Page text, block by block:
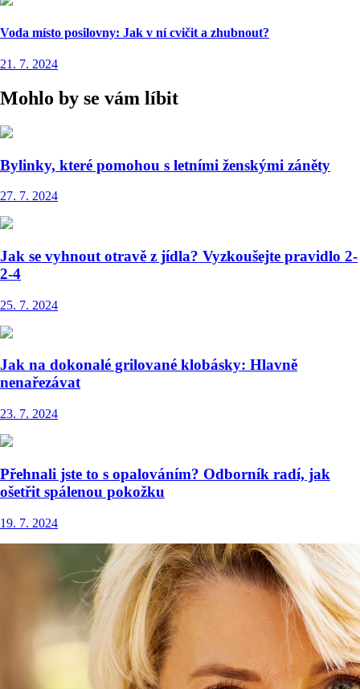
Voda místo posilovny: Jak v ní cvičit a zhubnout?
21. 7. 2024
Mohlo by se vám líbit
Bylinky, které pomohou s letními ženskými záněty
27. 7. 2024
Jak se vyhnout otravě z jídla? Vyzkoušejte pravidlo 2-
2-4
25. 7. 2024
Jak na dokonalé grilované klobásky: Hlavně
nenařezávat
23. 7. 2024
Přehnali jste to s opalováním? Odborník radí, jak
ošetřit spálenou pokožku
19. 7. 2024